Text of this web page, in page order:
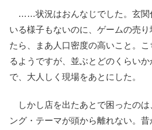
……状況はおんなじでした。玄関
いる様子もないのに、ゲームの売
たら、まあ人口密度の高いこと。
るようですが、並ぶとどのくらい
で、大人しく現場をあとにした。
しかし店を出たあとで困ったのは
ング・テーマが頭から離れない。